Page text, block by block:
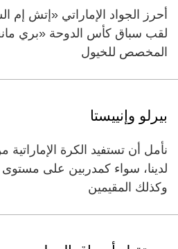
أحرز الجواد الإماراتي «إتش إم
لقب سباق كأس الدوحة «بري
المخصص للخيول
بيرلو وإنييستا
نأمل أن تستفيد الكرة
لدينا، سواء كمدربين على مستوى
وكذلك المقيمين